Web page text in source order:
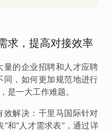
求，提高对接效率
的企业招聘和人才应聘
同，如何更加规范地进行
是一大工作难题。
解决：千里马国际针对
和“人才需求表”，通过详